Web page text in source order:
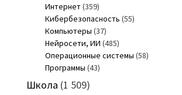
Интернет(359)
Кибербезопасность (55)
Компьютеры (37)
Нейросети, ИИ (485)
Операционные системы (58)
Программы (43)
Школа (1 509)